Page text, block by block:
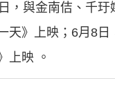
，與金南佶、千玗
天》上映；6月8日
上映 。